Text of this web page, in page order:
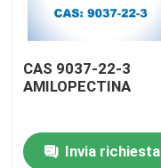
Giro della fabbrica
Contattici
CAS 9037-22-3
AMILOPECTINA
Invia richiesta